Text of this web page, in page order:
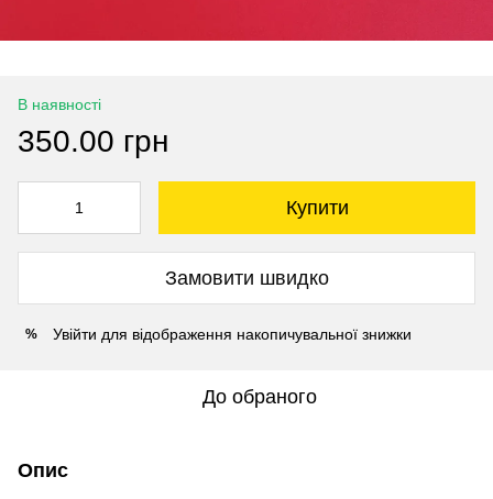
В наявності
350.00 грн
Купити
Замовити швидко
% Увійти для відображення накопичувальної знижки
До обраного
Опис